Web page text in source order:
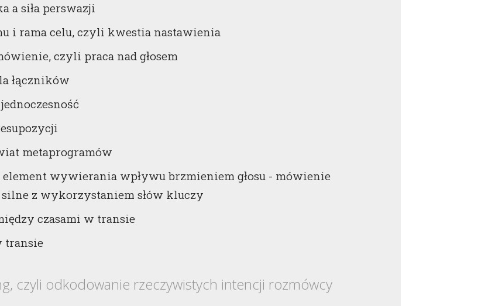
a siła perswazji
i rama celu, czyli kwestia nastawienia
czyli praca nad głosem
łączników
metaprogramów
element wywierania wpływu brzmieniem głosu - mówienie
z wykorzystaniem słów kluczy
czasami w transie
transie
czyli odkodowanie rzeczywistych intencji rozmówcy